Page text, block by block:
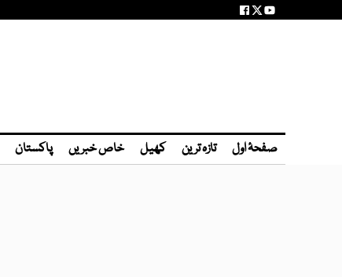
صفحۂ اول تازہ ترین کھیل خاص خبریں پاکستان